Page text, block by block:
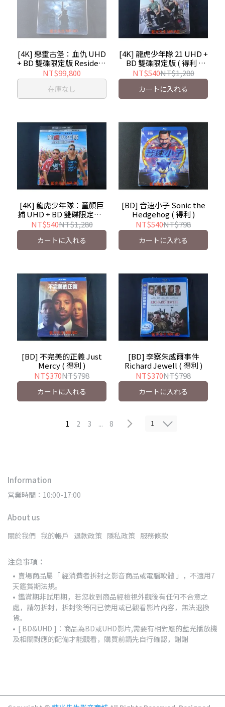
[4K] 惡靈古堡：血仇 UHD
+ BD 雙碟限定版 Resident
Evil : Vendetta ( 得利 )
NT$99,800
在庫なし
[4K] 龍虎少年隊 21 UHD +
BD 雙碟限定版 ( 得利 )
Jump Street
NT$540NT$1,280
カートに入れる
[4K] 龍虎少年隊：童顏巨
捕 UHD + BD 雙碟限定版 (
得利 ) 22 Jump Street
NT$540NT$1,280
カートに入れる
[BD] 音速小子 Sonic the
Hedgehog ( 得利 )
NT$540NT$798
カートに入れる
[BD] 不完美的正義 Just
Mercy ( 得利 )
NT$370NT$798
カートに入れる
[BD] 李察朱威爾事件
Richard Jewell ( 得利 )
NT$370NT$798
カートに入れる
1 2 3 ... 8 1
Information
営業時間：10:00-17:00
About us
關於我們 我的帳戶 退款政策 隱私政策 服務條款
注意事項：
賣場商品屬「 經消費者拆封之影音商品或電腦軟體 」，不適用7
天鑑賞期法規。
鑑賞期非試用期，若您收到商品經檢視外觀後有任何不合意之
處，請勿拆封，拆封後等同已使用或已觀看影片內容，無法退換
貨。
[ BD&UHD ]：商品為BD或UHD影片,需要有相對應的藍光播放機
及相關對應的配備才能觀看，購買前請先自行確認，謝謝